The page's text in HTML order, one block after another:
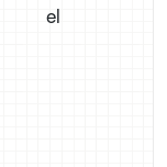
el